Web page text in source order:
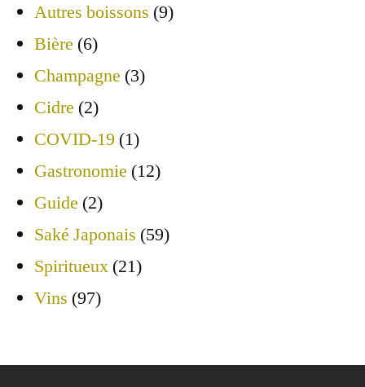
Autres boissons (9)
Bière (6)
Champagne (3)
Cidre (2)
COVID-19 (1)
Gastronomie (12)
Guide (2)
Saké Japonais (59)
Spiritueux (21)
Vins (97)